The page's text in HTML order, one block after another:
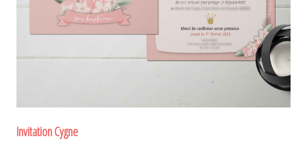
Invitation Cygne